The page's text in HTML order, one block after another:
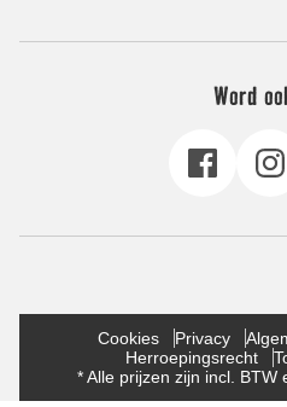
Word
Cookies Privacy
Herroepingsrecht
* Alle prijzen zijn incl. BTW